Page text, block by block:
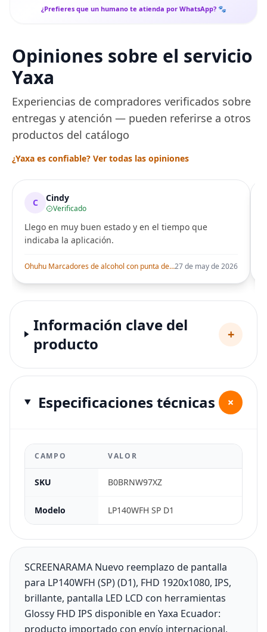
¿Prefieres que un humano te atienda por WhatsApp? 🐾
Opiniones sobre el servicio
Yaxa
Experiencias de compradores verificados sobre
entregas y atención — pueden referirse a otros
productos del catálogo
¿Yaxa es confiable? Ver todas las opiniones
C Cindy
Verificado
Llego en muy buen estado y en el tiempo que
indicaba la aplicación.
Ohuhu Marcadores de alcohol con punta de pincel – Juego de marcadores artísticos de doble punta con certificación AP para artistas adultos27 de may de 2026
Información clave del
producto
+
Especificaciones técnicas +
CAMPO VALOR
SKU B0BRNW97XZ
Modelo LP140WFH SP D1
SCREENARAMA Nuevo reemplazo de pantalla
para LP140WFH (SP) (D1), FHD 1920x1080, IPS,
brillante, pantalla LED LCD con herramientas
Glossy FHD IPS disponible en Yaxa Ecuador:
producto importado con envío internacional,